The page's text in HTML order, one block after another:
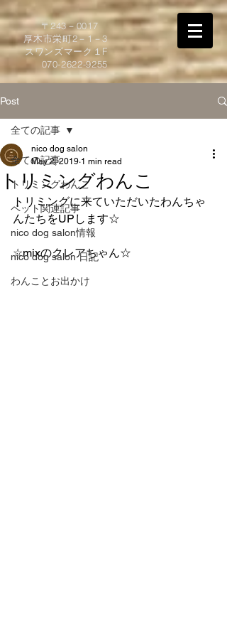
​〒243－0017
厚木市栄町2－1－3
スワンズマーク１F
070-2622-9255
Post
全ての記事
トリミングわんこ
ペット関連記事
nico dog salon情報
nico dog salon 日記
わんことお出かけ
全ての記事
トリミングわんこ
nico dog salon
May 2, 2019 1 min read
トリミングに来ていただいたわんちゃ
んたちをUPします☆
☆mixのクレアちゃん☆